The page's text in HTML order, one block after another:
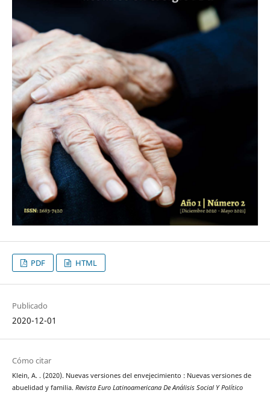
PDF HTML
Publicado
2020-12-01
Cómo citar
Klein, A. . (2020). Nuevas versiones del envejecimiento : Nuevas versiones de
abuelidad y familia. Revista Euro Latinoamericana De Análisis Social Y Político